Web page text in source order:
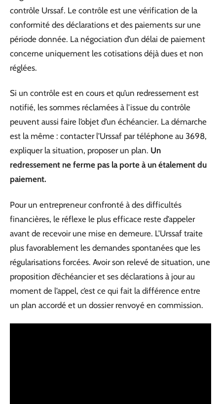
contrôle Urssaf. Le contrôle est une vérification de la
conformité des déclarations et des paiements sur une
période donnée. La négociation d’un délai de paiement
concerne uniquement les cotisations déjà dues et non
réglées.
Si un contrôle est en cours et qu’un redressement est
notifié, les sommes réclamées à l’issue du contrôle
peuvent aussi faire l’objet d’un échéancier. La démarche
est la même : contacter l’Urssaf par téléphone au 3698,
expliquer la situation, proposer un plan. Un
redressement ne ferme pas la porte à un étalement du
paiement.
Pour un entrepreneur confronté à des difficultés
financières, le réflexe le plus efficace reste d’appeler
avant de recevoir une mise en demeure. L’Urssaf traite
plus favorablement les demandes spontanées que les
régularisations forcées. Avoir son relevé de situation, une
proposition d’échéancier et ses déclarations à jour au
moment de l’appel, c’est ce qui fait la différence entre
un plan accordé et un dossier renvoyé en commission.